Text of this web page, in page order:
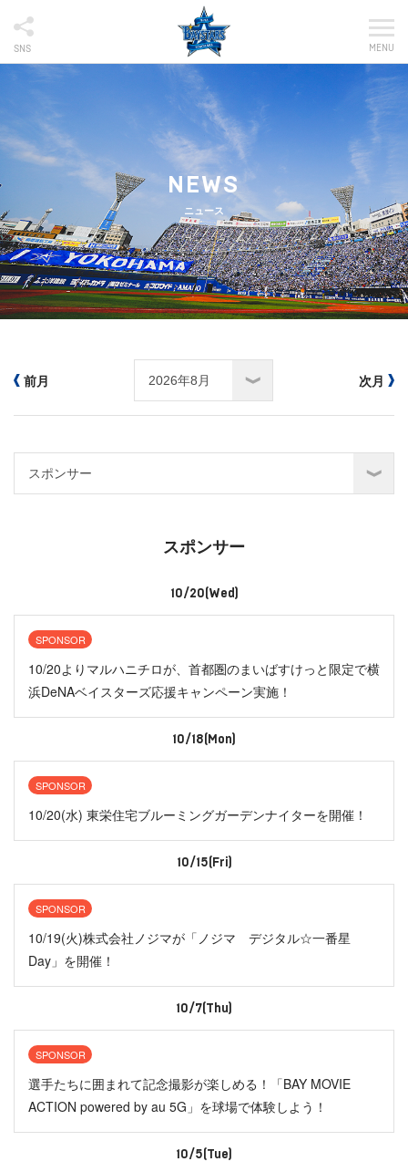
SNS MENU
NEWS
ニュース
前月 次月
スポンサー
10/20(Wed)
SPONSOR
10/20よりマルハニチロが、首都圏のまいばすけっと限定で横
浜DeNAベイスターズ応援キャンペーン実施！
10/18(Mon)
SPONSOR
10/20(水) 東栄住宅ブルーミングガーデンナイターを開催！
10/15(Fri)
SPONSOR
10/19(火)株式会社ノジマが「ノジマ デジタル☆一番星
Day」を開催！
10/7(Thu)
SPONSOR
選手たちに囲まれて記念撮影が楽しめる！「BAY MOVIE
ACTION powered by au 5G」を球場で体験しよう！
10/5(Tue)